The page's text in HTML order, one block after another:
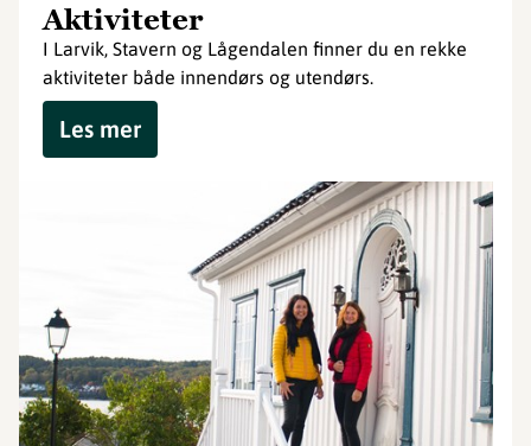
Aktiviteter
I Larvik, Stavern og Lågendalen finner du en rekke
aktiviteter både innendørs og utendørs.
Les mer